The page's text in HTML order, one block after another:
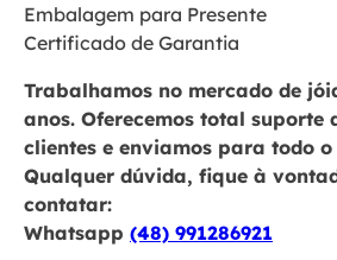
Embalagem para Presente
Certificado de Garantia
Trabalhamos no mercado de
anos. Oferecemos total suporte
clientes e enviamos para todo
Qualquer dúvida, fique à
contatar:
Whatsapp (48) 991286921